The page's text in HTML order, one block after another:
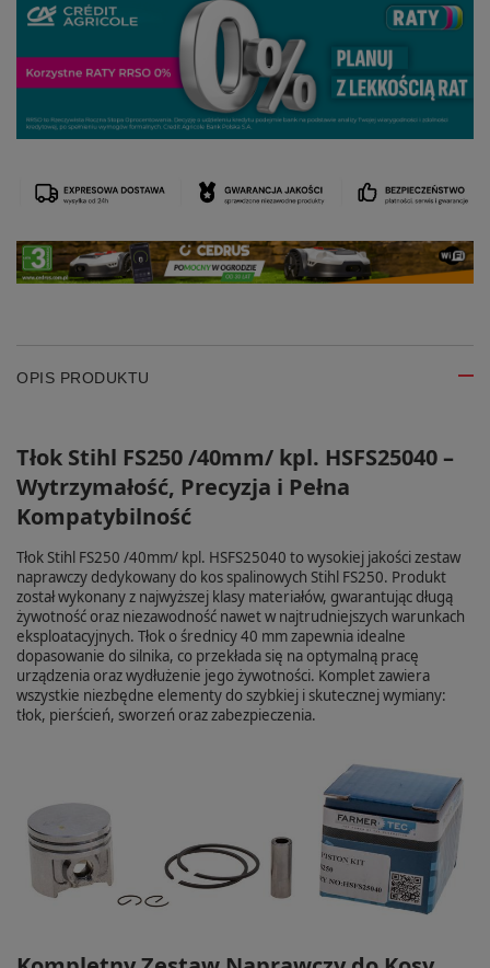
OPIS PRODUKTU
Tłok Stihl FS250 /40mm/ kpl. HSFS25040 –
Wytrzymałość, Precyzja i Pełna
Kompatybilność
Tłok Stihl FS250 /40mm/ kpl. HSFS25040 to wysokiej jakości zestaw
naprawczy dedykowany do kos spalinowych Stihl FS250. Produkt
został wykonany z najwyższej klasy materiałów, gwarantując długą
żywotność oraz niezawodność nawet w najtrudniejszych warunkach
eksploatacyjnych. Tłok o średnicy 40 mm zapewnia idealne
dopasowanie do silnika, co przekłada się na optymalną pracę
urządzenia oraz wydłużenie jego żywotności. Komplet zawiera
wszystkie niezbędne elementy do szybkiej i skutecznej wymiany:
tłok, pierścień, sworzeń oraz zabezpieczenia.